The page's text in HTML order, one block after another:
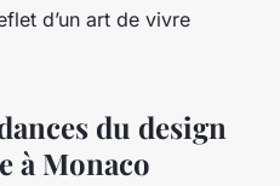
d’un art de vivre
du design
à Monaco